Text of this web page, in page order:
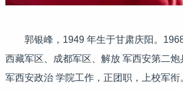
郭银峰，1949 年生于甘肃庆阳。
西藏军区、成都军区、解放 军西安第二
军西安政治 学院工作，正团职，上校军